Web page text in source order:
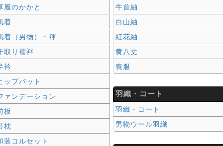
履のかかと
着
着（男物）・褌
取り襦袢
衿
ップパット
ァンデーション
板
枕
装コルセット
牛首紬
白山紬
紅花紬
黄八丈
喪服
羽織・コート
羽織・コート
男物ウール羽織